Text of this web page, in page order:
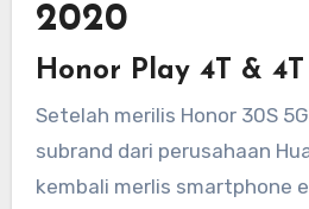
2020
Honor Play 4T &
Setelah merilis Honor 30S
subrand dari perusahaan
kembali merlis smartphone